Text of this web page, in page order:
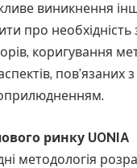
виникнення
про необхідність
коригування
пов’язаних з
ринку UONIA
методологія